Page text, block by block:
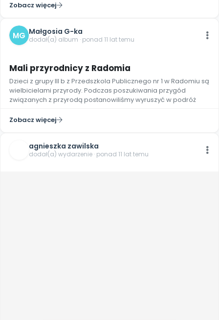
Zobacz więcej
MG Małgosia G-ka
dodał(a) album · ponad 11 lat temu
Mali przyrodnicy z Radomia
Dzieci z grupy III b z Przedszkola Publicznego nr 1 w Radomiu są
wielbicielami przyrody. Podczas poszukiwania przygód
związanych z przyrodą postanowiliśmy wyruszyć w podróż
Zobacz więcej
agnieszka zawilska
dodał(a) wydarzenie · ponad 11 lat temu